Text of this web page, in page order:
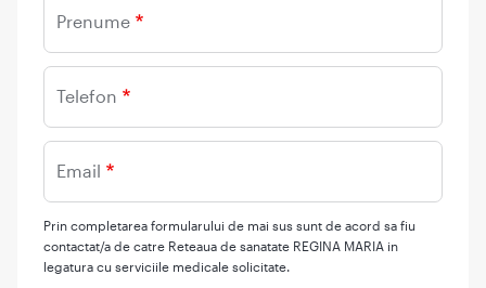
Prenume
Telefon
Email
Prin completarea formularului de mai sus sunt de acord sa fiu
contactat/a de catre Reteaua de sanatate REGINA MARIA in
legatura cu serviciile medicale solicitate.